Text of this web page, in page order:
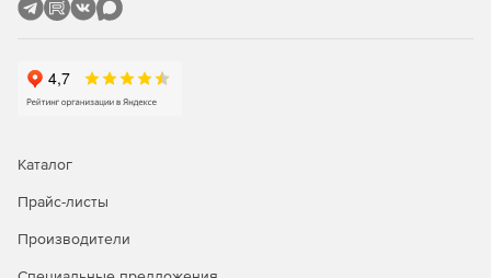
Каталог
Прайс-листы
Производители